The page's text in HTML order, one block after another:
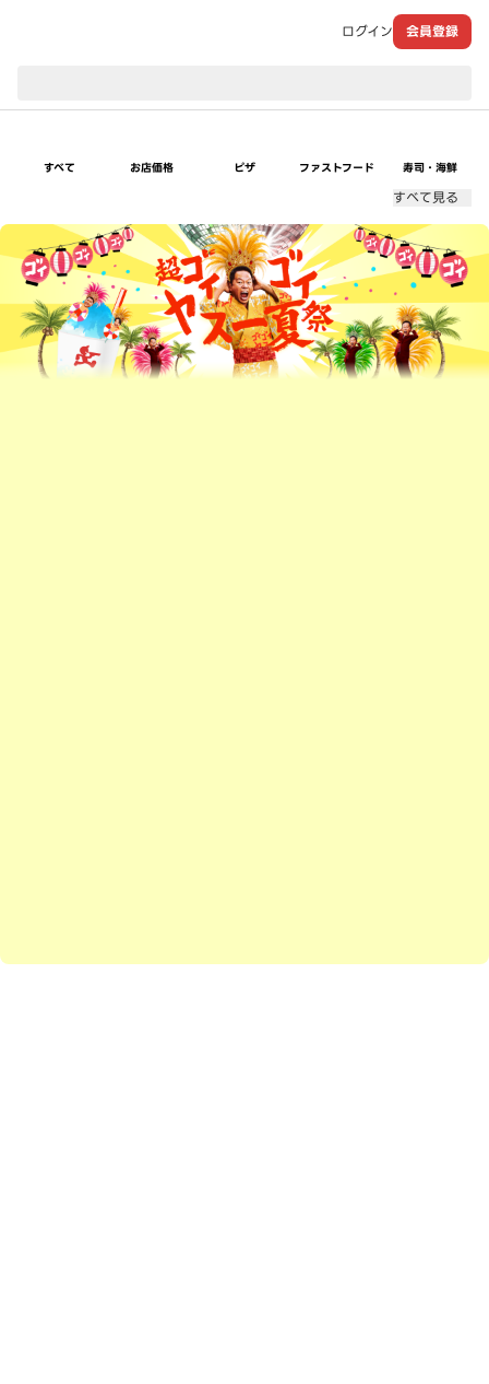
ログイン 会員登録
すべて お店価格 ピザ ファストフード 寿司・海鮮
すべて見る
超ゴイゴイヤスー夏祭